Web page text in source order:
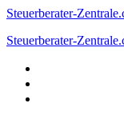
Steuerberater-
Steuerberater-